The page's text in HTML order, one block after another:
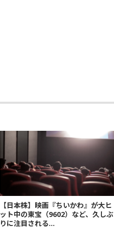
【日本株】映画『ちいかわ』が大ヒ
ット中の東宝（9602）など、久しぶ
りに注目される...